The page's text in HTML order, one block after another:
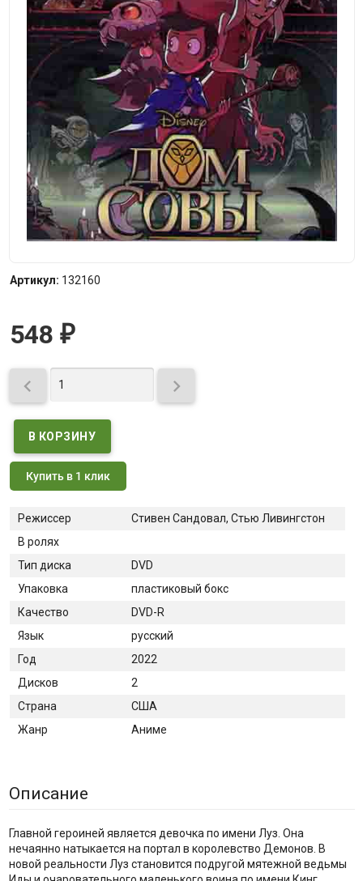
Артикул: 132160
548 ₽
 
Купить в 1 клик
Режиссер
Стивен Сандовал, Стью Ливингстон
В ролях
Тип диска
DVD
Упаковка
пластиковый бокс
Качество
DVD-R
Язык
русский
Год
2022
Дисков
2
Страна
США
Жанр
Аниме
Описание
Главной героиней является девочка по имени Луз. Она
нечаянно натыкается на портал в королевство Демонов. В
новой реальности Луз становится подругой мятежной ведьмы